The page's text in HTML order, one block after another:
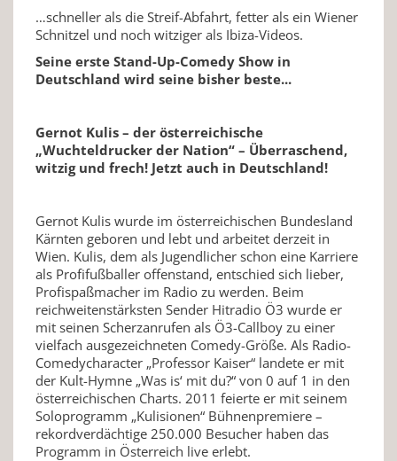
…schneller als die Streif-Abfahrt, fetter als ein Wiener
Schnitzel und noch witziger als Ibiza-Videos.
Seine erste Stand-Up-Comedy Show in
Deutschland wird seine bisher beste...
Gernot Kulis – der österreichische
„Wuchteldrucker der Nation“ – Überraschend,
witzig und frech! Jetzt auch in Deutschland!
Gernot Kulis wurde im österreichischen Bundesland
Kärnten geboren und lebt und arbeitet derzeit in
Wien. Kulis, dem als Jugendlicher schon eine Karriere
als Profifußballer offenstand, entschied sich lieber,
Profispaßmacher im Radio zu werden. Beim
reichweitenstärksten Sender Hitradio Ö3 wurde er
mit seinen Scherzanrufen als Ö3-Callboy zu einer
vielfach ausgezeichneten Comedy-Größe. Als Radio-
Comedycharacter „Professor Kaiser“ landete er mit
der Kult-Hymne „Was is‘ mit du?“ von 0 auf 1 in den
österreichischen Charts. 2011 feierte er mit seinem
Soloprogramm „Kulisionen“ Bühnenpremiere –
rekordverdächtige 250.000 Besucher haben das
Programm in Österreich live erlebt.